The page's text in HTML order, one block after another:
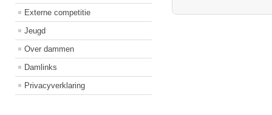
Externe competitie
Jeugd
Over dammen
Damlinks
Privacyverklaring